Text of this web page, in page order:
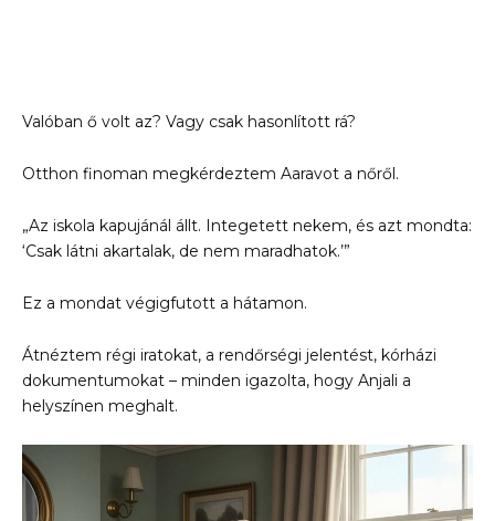
Valóban ő volt az? Vagy csak hasonlított rá?
Otthon finoman megkérdeztem Aaravot a nőről.
„Az iskola kapujánál állt. Integetett nekem, és azt mondta:
‘Csak látni akartalak, de nem maradhatok.’”
Ez a mondat végigfutott a hátamon.
Átnéztem régi iratokat, a rendőrségi jelentést, kórházi
dokumentumokat – minden igazolta, hogy Anjali a
helyszínen meghalt.